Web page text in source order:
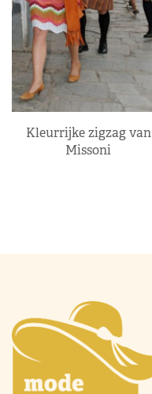
Kleurrijke zigzag van
Missoni